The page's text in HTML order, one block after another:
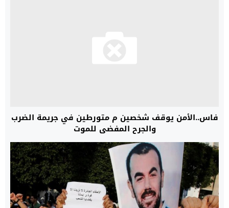
فاس..الأمن يوقف شخصين م متورطين في جريمة الضرب
والجرح المفضي للموت